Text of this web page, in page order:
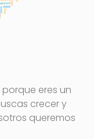
porque eres un
crecer y
queremos